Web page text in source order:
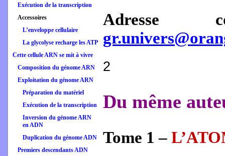
Exécution de la transcription
Accessoires
L’enveloppe cellulaire
La glycolyse recharge les ATP
Cette cellule ARN se mit à vivre
Composition du génome ARN
Exploitation du génome ARN
Préparation du matériel
Exécution de la transcription
Inversion du génome ARN
en ADN
Duplication du génome ADN
Premiers descendants ADN
Adresse
2
Du même
Tome 1 –